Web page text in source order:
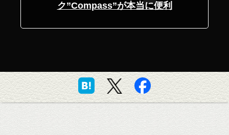
ク”Compass”が本当に便利